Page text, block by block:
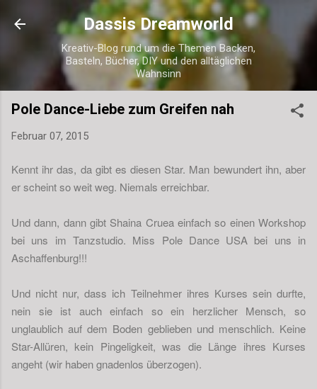
Direkt zum Hauptbereich
Dassis Dreamworld
Kreativ-Blog rund um die Themen Backen,
Basteln, Bücher, DIY und den alltäglichen
Wahnsinn
Pole Dance-Liebe zum Greifen nah
Februar 07, 2015
Kennt ihr das, da gibt es diesen Star. Man bewundert ihn, aber
er scheint so weit weg. Niemals erreichbar.
Und dann, dann gibt Shaina Cruea einfach so einen Workshop
bei uns im Tanzstudio. Miss Pole Dance USA bei uns in
Aschaffenburg!!!
Und nicht nur, dass ich Teilnehmer ihres Kurses sein durfte,
nein sie ist auch einfach so ein herzlicher Mensch, so
unglaublich auf dem Boden geblieben und menschlich. Keine
Star-Allüren, kein Pingeligkeit, was die Länge ihres Kurses
angeht (wir haben gnadenlos überzogen).